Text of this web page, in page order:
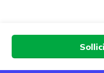
Aan de slag